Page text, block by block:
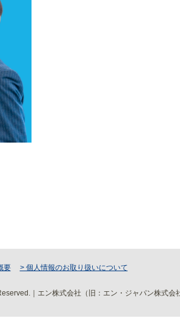
要 > 個人情報のお取り扱いについて
｜エン株式会社（旧：エン・ジャパン株式会